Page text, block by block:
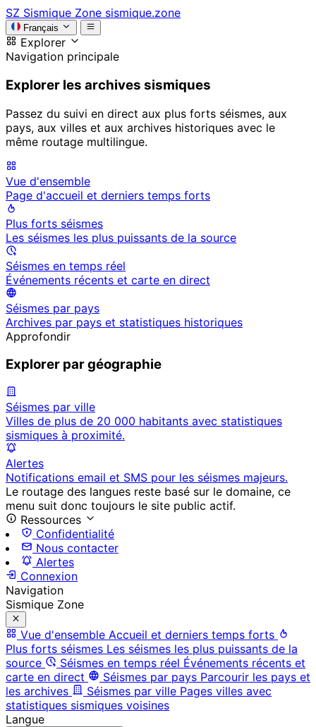
SZ Sismique Zone sismique.zone
Français
Explorer
Navigation principale
Explorer les archives sismiques
Passez du suivi en direct aux plus forts séismes, aux
pays, aux villes et aux archives historiques avec le
même routage multilingue.
Vue d'ensemble
Page d'accueil et derniers temps forts
Plus forts séismes
Les séismes les plus puissants de la source
Séismes en temps réel
Événements récents et carte en direct
Séismes par pays
Archives par pays et statistiques historiques
Approfondir
Explorer par géographie
Séismes par ville
Villes de plus de 20 000 habitants avec statistiques
sismiques à proximité.
Alertes
Notifications email et SMS pour les séismes majeurs.
Le routage des langues reste basé sur le domaine, ce
menu suit donc toujours le site public actif.
Ressources
Confidentialité
Nous contacter
Alertes
Connexion
Navigation
Sismique Zone
Vue d'ensemble Accueil et derniers temps forts
Plus forts séismes Les séismes les plus puissants de la
source
Séismes en temps réel Événements récents et
carte en direct
Séismes par pays Parcourir les pays et
les archives
Séismes par ville Pages villes avec
statistiques sismiques voisines
Langue